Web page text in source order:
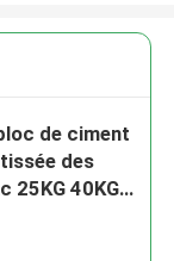
de ciment
des
25KG 40KG